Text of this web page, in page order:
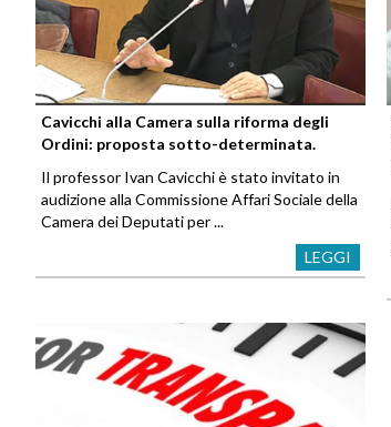
Cavicchi alla Camera sulla riforma degli
Ordini: proposta sotto-determinata.
Il professor Ivan Cavicchi è stato invitato in
audizione alla Commissione Affari Sociale della
Camera dei Deputati per ...
LEGGI